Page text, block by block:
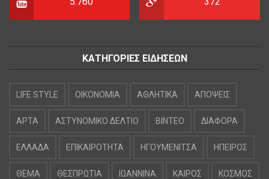
ΚΑΤΗΓΟΡΙΕΣ ΕΙΔΗΣΕΩΝ
LIFE STYLE OIKONOMIA ΑΘΛΗΤΙΚΑ ΑΠΟΨΕΙΣ
ΑΡΤΑ ΑΣΤΥΝΟΜΙΚΟ ΔΕΛΤΙΟ ΒΙΝΤΕΟ ΔΙΑΦΟΡΑ
ΕΛΛΑΔΑ ΕΠΙΚΑΙΡΟΤΗΤΑ ΗΓΟΥΜΕΝΙΤΣΑ ΗΠΕΙΡΟΣ
ΘΕΜΑ ΘΕΣΠΡΩΤΙΑ ΙΩΑΝΝΙΝΑ ΚΑΙΡΟΣ ΚΟΣΜΟΣ